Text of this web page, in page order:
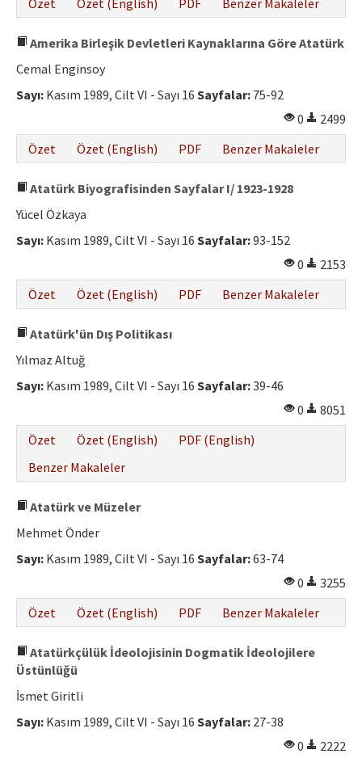
Özet Özet (English) PDF Benzer Makaleler
Amerika Birleşik Devletleri Kaynaklarına Göre Atatürk
Cemal Enginsoy
Sayı: Kasım 1989, Cilt VI - Sayı 16 Sayfalar: 75-92
0
2499
Özet
Özet (English) PDF Benzer Makaleler
Atatürk Biyografisinden Sayfalar I/ 1923-1928
Yücel Özkaya
Sayı: Kasım 1989, Cilt VI - Sayı 16 Sayfalar:93-152
0
2153
Özet
Özet (English) PDF Benzer Makaleler
Atatürk'ün Dış Politikası
Yılmaz Altuğ
Sayı: Kasım 1989, Cilt VI - Sayı 16 Sayfalar:39-46
0
8051
Özet
Özet (English)
PDF (English)
Benzer Makaleler
Atatürk ve Müzeler
Mehmet Önder
Sayı: Kasım 1989, Cilt VI - Sayı 16 Sayfalar:63-74
0
3255
Özet
Özet (English) PDF Benzer Makaleler
Atatürkçülük İdeolojisinin Dogmatik İdeolojilere
Üstünlüğü
İsmet Giritli
Sayı: Kasım 1989, Cilt VI - Sayı 16 Sayfalar: 27-38
0
2222